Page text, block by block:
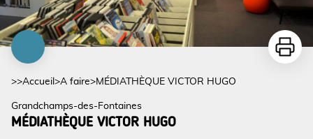
>>Accueil >A faire>MÉDIATHÈQUE VICTOR HUGO
Grandchamps-des-Fontaines
MÉDIATHÈQUE VICTOR HUGO